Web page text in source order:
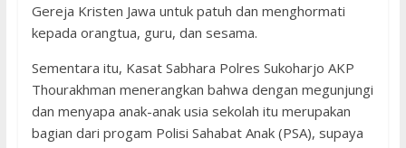
Gereja Kristen Jawa untuk patuh dan menghormati
kepada orangtua, guru, dan sesama.
Sementara itu, Kasat Sabhara Polres Sukoharjo AKP
Thourakhman menerangkan bahwa dengan megunjungi
dan menyapa anak-anak usia sekolah itu merupakan
bagian dari progam Polisi Sahabat Anak (PSA), supaya